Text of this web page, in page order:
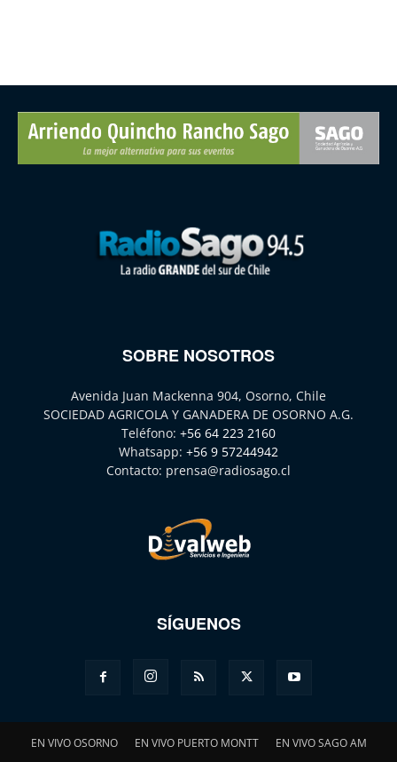
SOBRE NOSOTROS
Avenida Juan Mackenna 904, Osorno, Chile
SOCIEDAD AGRICOLA Y GANADERA DE OSORNO A.G.
Teléfono: +56 64 223 2160
Whatsapp: +56 9 57244942
Contacto: prensa@radiosago.cl
SÍGUENOS
EN VIVO OSORNO EN VIVO PUERTO MONTT EN VIVO SAGO AM